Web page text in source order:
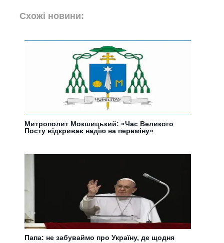
Схожі новини:
Митрополит Мокшицький: «Час Великого
Посту відкриває надію на переміну»
Папа: не забуваймо про Україну, де щодня